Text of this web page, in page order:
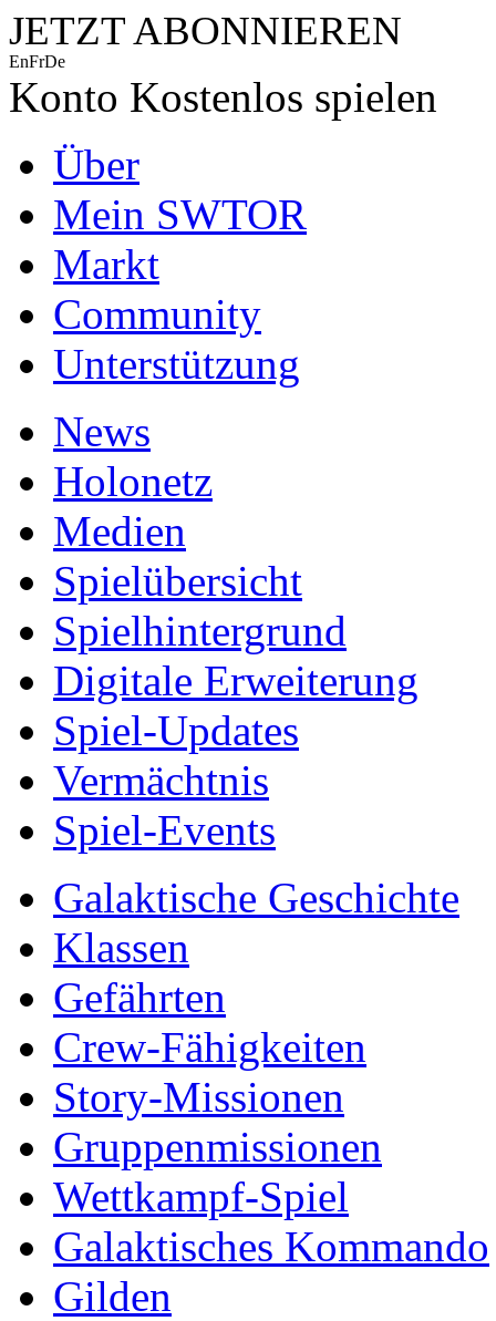
JETZT ABONNIEREN
EnFrDe
Konto Kostenlos spielen
Über
Mein SWTOR
Markt
Community
Unterstützung
News
Holonetz
Medien
Spielübersicht
Spielhintergrund
Digitale Erweiterung
Spiel-Updates
Vermächtnis
Spiel-Events
Galaktische Geschichte
Klassen
Gefährten
Crew-Fähigkeiten
Story-Missionen
Gruppenmissionen
Wettkampf-Spiel
Galaktisches Kommando
Gilden